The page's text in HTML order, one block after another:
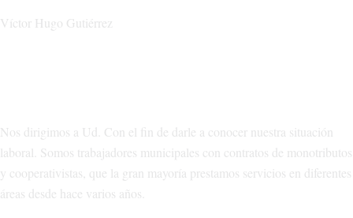
Víctor Hugo Gutiérrez
Nos dirigimos a Ud. Con el fin de darle a conocer nuestra situación
laboral. Somos trabajadores municipales con contratos de monotributos
y cooperativistas, que la gran mayoría prestamos servicios en diferentes
áreas desde hace varios años.